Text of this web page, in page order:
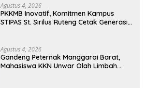
Agustus 4, 2026
PKKMB Inovatif, Komitmen Kampus
STIPAS St. Sirilus Ruteng Cetak Generasi
Agustus 4, 2026
Gandeng Peternak Manggarai Barat,
Mahasiswa KKN Unwar Olah Limbah